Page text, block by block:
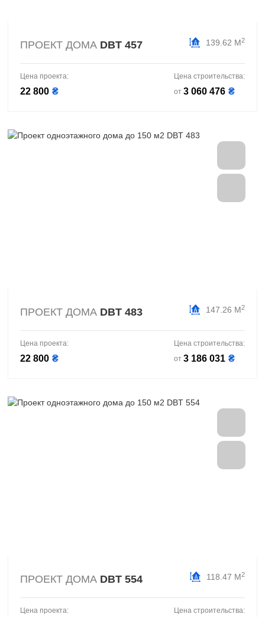
ПРОЕКТ ДОМА DBT 457 139.62 М2
Цена проекта:
22 800 ₴
Цена строительства:
от 3 060 476 ₴
ПРОЕКТ ДОМА DBT 483 147.26 М2
Цена проекта:
22 800 ₴
Цена строительства:
от 3 186 031 ₴
ПРОЕКТ ДОМА DBT 554 118.47 М2
Цена проекта:
Цена строительства: